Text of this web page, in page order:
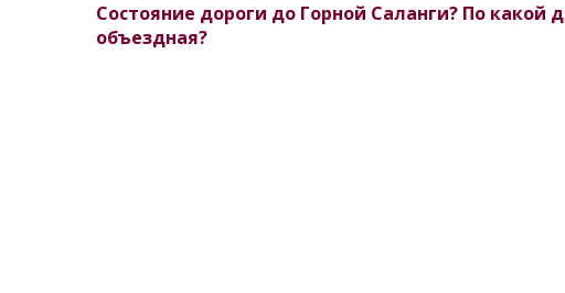
Состояние дороги до Горной Саланги? По какой
объездная?